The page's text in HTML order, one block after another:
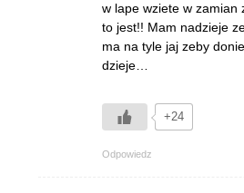
w lape wziete w zamian
to jest!! Mam nadzieje
ma na tyle jaj zeby
dzieje…
+24
Odpowiedz